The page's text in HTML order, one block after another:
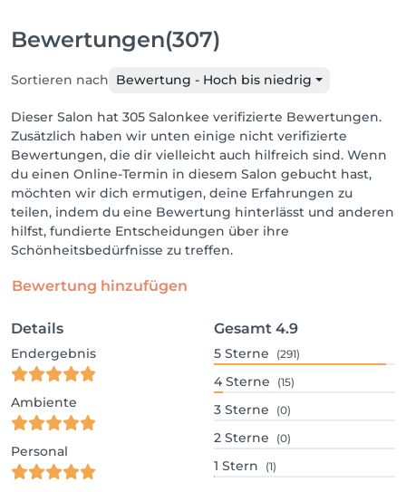
Bewertungen(307)
Sortieren nach Bewertung - Hoch bis niedrig
Dieser Salon hat 305 Salonkee verifizierte Bewertungen.
Zusätzlich haben wir unten einige nicht verifizierte
Bewertungen, die dir vielleicht auch hilfreich sind. Wenn
du einen Online-Termin in diesem Salon gebucht hast,
möchten wir dich ermutigen, deine Erfahrungen zu
teilen, indem du eine Bewertung hinterlässt und anderen
hilfst, fundierte Entscheidungen über ihre
Schönheitsbedürfnisse zu treffen.
Bewertung hinzufügen
Details
Endergebnis
Ambiente
Personal
Gesamt 4.9
5 Sterne (291)
4 Sterne (15)
3 Sterne (0)
2 Sterne (0)
1 Stern (1)